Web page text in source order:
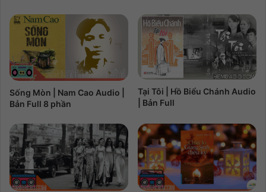
Sống Mòn | Nam Cao Audio |
Bản Full 8 phần
Tại Tôi | Hồ Biểu Chánh Audio
| Bản Full